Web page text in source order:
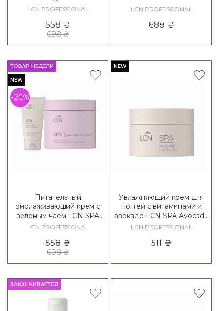
LCN PROFESSIONAL
558 ₴
698₴
Cream
LCN PROFESSIONAL
688 ₴
ТОВАР НЕДЕЛИ
NEW
-20%
Питательный
омолаживающий крем с
зеленым чаем LCN SPA
Green Tea Hand Cream
LCN PROFESSIONAL
558 ₴
698₴
NEW
Увлажняющий крем для
ногтей с витаминами и
авокадо LCN SPA Avocado
Nail Butter
LCN PROFESSIONAL
511 ₴
ЗАКАНЧИВАЕТСЯ